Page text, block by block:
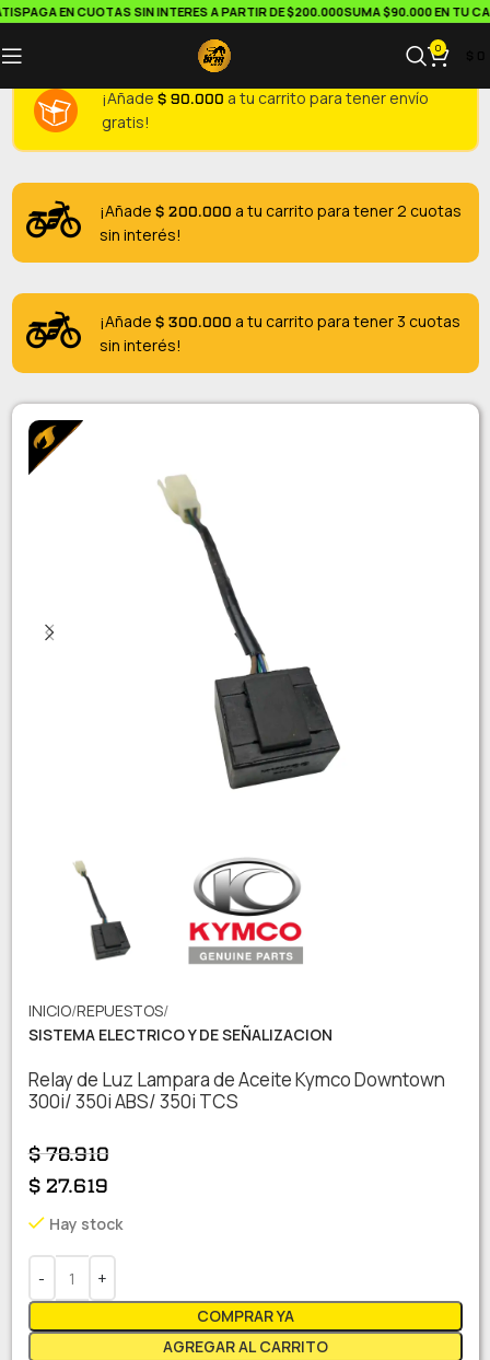
PAGA EN CUOTAS SIN INTERES A PARTIR DE $200.000SUMA $90.000 EN TU
0
¡Añade $90.000 a tu carrito para tener envío
gratis!
¡Añade $200.000 a tu carrito para tener 2 cuotas
sin interés!
¡Añade $300.000 a tu carrito para tener 3 cuotas
sin interés!
INICIO REPUESTOS
SISTEMA ELECTRICO Y DE SEÑALIZACION
Relay de Luz Lampara de Aceite Kymco Downtown
300i/ 350i ABS/ 350i TCS
$78.910
$27.619
Hay stock
AGREGAR AL CARRITO
COMPRAR YA